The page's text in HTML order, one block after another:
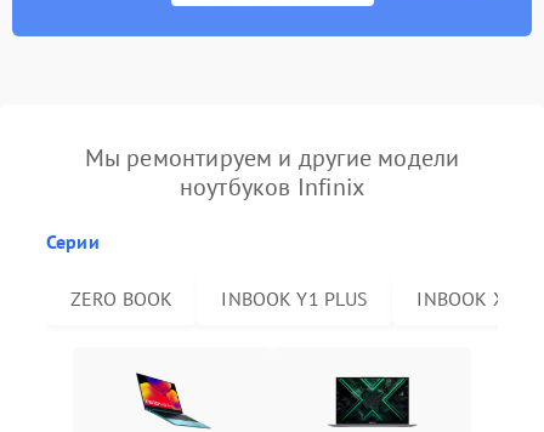
Мы ремонтируем и другие модели
ноутбуков Infinix
Серии
ZERO BOOK INBOOK Y1 PLUS INBOOK X2